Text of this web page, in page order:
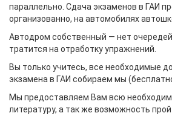
параллельно. Сдача экзаменов в ГАИ
организованно, на автомобилях
Автодром собственный — нет
тратится на отработку упражнений.
Вы только учитесь, все необходимые
экзамена в ГАИ собираем мы
Мы предоставляем Вам всю
литературу, а так же возможность